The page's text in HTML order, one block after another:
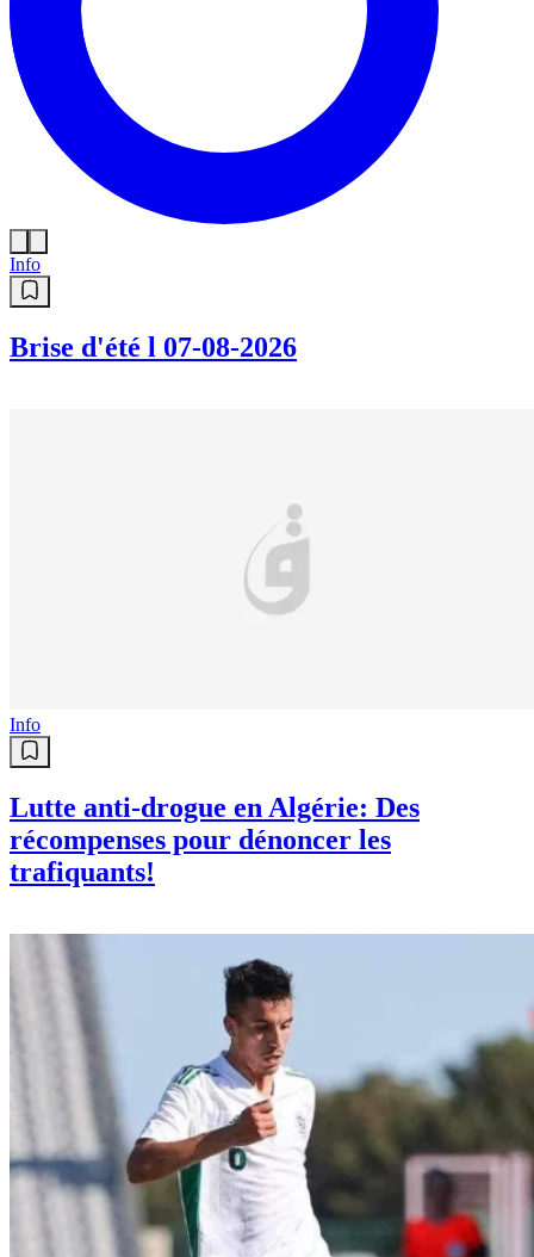
Info
Brise d'été l 07-08-2026
Info
Lutte anti-drogue en Algérie: Des
récompenses pour dénoncer les
trafiquants!